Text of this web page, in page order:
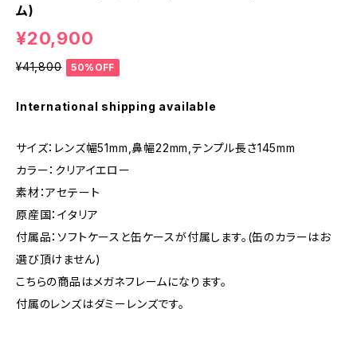
ム)
¥20,900
¥41,800 50%OFF
International shipping available
サイズ：レンズ幅51mm,鼻幅22mm,テンプル長さ145mm
カラー：クリアイエロー
素材：アセテート
原産国：イタリア
付属品：ソフトケースと缶ケースが付属します。(缶のカラーはお
選び頂けません)
こちらの商品はメガネフレームになります。
付属のレンズはダミーレンズです。